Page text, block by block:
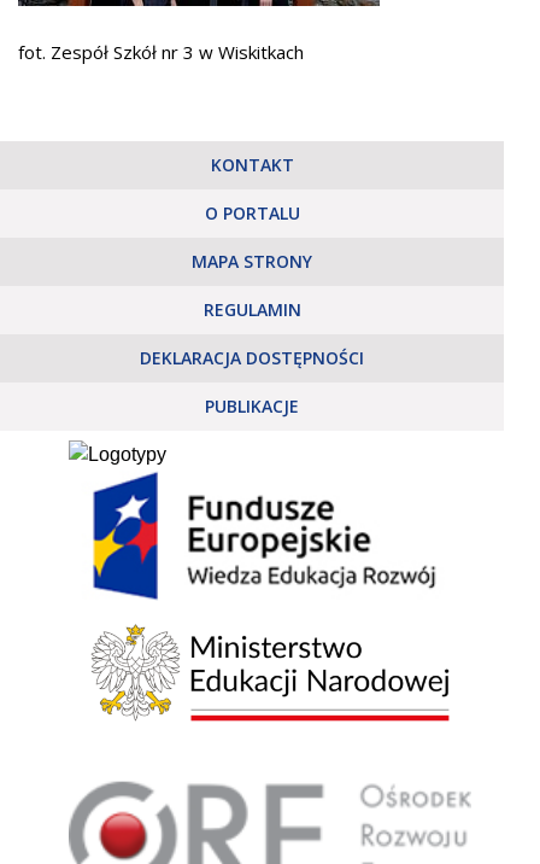
fot. Zespół Szkół nr 3 w Wiskitkach
KONTAKT
O PORTALU
MAPA STRONY
REGULAMIN
DEKLARACJA DOSTĘPNOŚCI
PUBLIKACJE